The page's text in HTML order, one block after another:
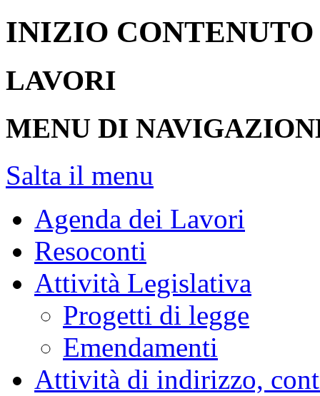
INIZIO CONTENUTO
LAVORI
MENU DI
Salta il menu
Agenda dei Lavori
Resoconti
Attività Legislativa
Progetti di legge
Emendamenti
Attività di indirizzo,